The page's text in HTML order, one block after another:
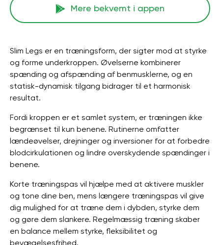
Mere bekvemt i appen
Slim Legs er en træningsform, der sigter mod at styrke
og forme underkroppen. Øvelserne kombinerer
spænding og afspænding af benmusklerne, og en
statisk-dynamisk tilgang bidrager til et harmonisk
resultat.
Fordi kroppen er et samlet system, er træningen ikke
begrænset til kun benene. Rutinerne omfatter
lændeøvelser, drejninger og inversioner for at forbedre
blodcirkulationen og lindre overskydende spændinger i
benene.
Korte træningspas vil hjælpe med at aktivere muskler
og tone dine ben, mens længere træningspas vil give
dig mulighed for at træne dem i dybden, styrke dem
og gøre dem slankere. Regelmæssig træning skaber
en balance mellem styrke, fleksibilitet og
bevægelsesfrihed.